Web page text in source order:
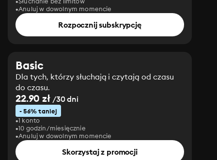
Anuluj w dowolnym momencie
Rozpocznij subskrypcję
Basic
Dla tych, którzy słuchają i czytają od czasu
do czasu.
22.90 zł/30 dni
- 56% taniej
1 konto
10 godzin/miesięcznie
Anuluj w dowolnym momencie
Skorzystaj z promocji